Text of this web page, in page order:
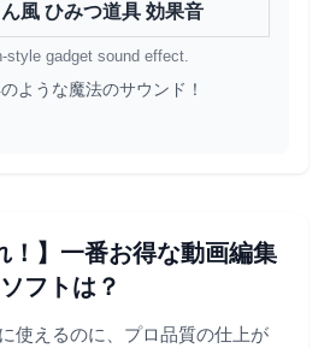
ん風 ひみつ道具 効果音
style gadget sound effect.
ような魔法のサウンド！
！】一番お得な動画編集
ソフトは？
使えるのに、プロ品質の仕上が